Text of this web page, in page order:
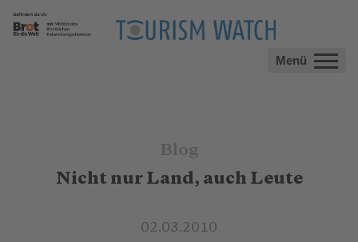
Menü
Blog
Nicht nur Land, auch Leute
02.03.2010